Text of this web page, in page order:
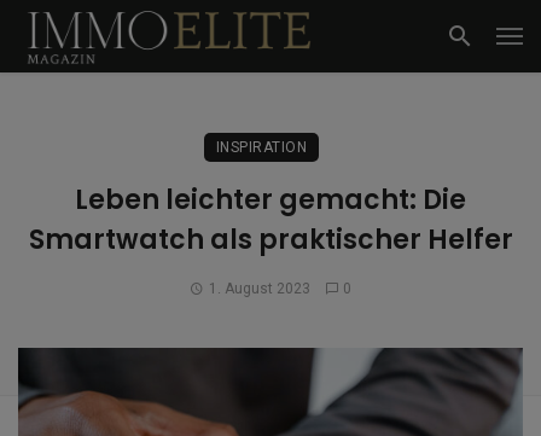
INSPIRATION
Leben leichter gemacht: Die
Smartwatch als praktischer Helfer
1. August 2023 0